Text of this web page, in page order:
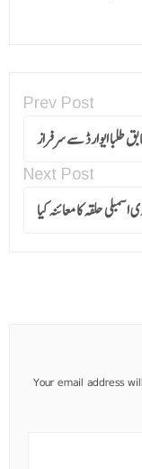
Prev Post
طلبا ایوارڈ سے سرفراز
Next Post
حلقہ کا معائنہ کیا
Your email address